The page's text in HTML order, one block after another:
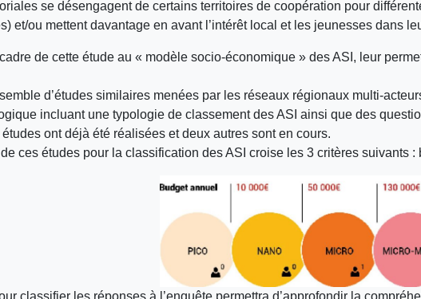
se désengagent de certains territoires de coopération pour
et/ou mettent davantage en avant l’intérêt local et les jeunesses dans
de cette étude au « modèle socio-économique » des ASI, leur
d’études similaires menées par les réseaux régionaux multi-
incluant une typologie de classement des ASI ainsi que des
ont déjà été réalisées et deux autres sont en cours.
ces études pour la classification des ASI croise les 3 critères suivants
classifier les réponses à l’enquête permettra d’approfondir la